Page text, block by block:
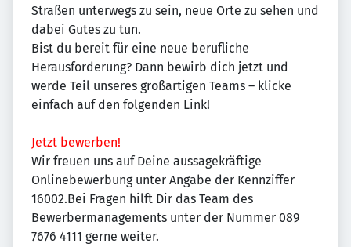
Straßen unterwegs zu sein, neue Orte zu sehen und
dabei Gutes zu tun.
Bist du bereit für eine neue berufliche
Herausforderung? Dann bewirb dich jetzt und
werde Teil unseres großartigen Teams – klicke
einfach auf den folgenden Link!
Jetzt bewerben!
Wir freuen uns auf Deine aussagekräftige
Onlinebewerbung unter Angabe der Kennziffer
16002.Bei Fragen hilft Dir das Team des
Bewerbermanagements unter der Nummer 089
7676 4111 gerne weiter.